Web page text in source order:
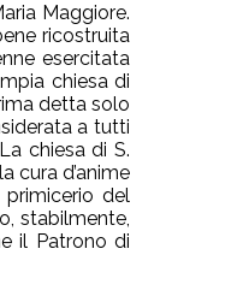
Maggiore.
ricostruita
esercitata
chiesa di
detta solo
a tutti
chiesa di S.
cura d’anime
del
stabilmente,
il Patrono di